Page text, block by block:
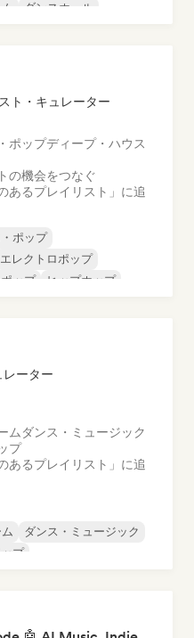
ダンスホール
ト・キュレーター
ポップディープ・ハウス
の機会をつなぐ
あるプレイリスト」に追
ポップ
エレクトロポップ
ップ ヒップホップ
レーター
ム ダンス・ミュージック
プ
あるプレイリスト」に追
ダンス・ミュージック
プ